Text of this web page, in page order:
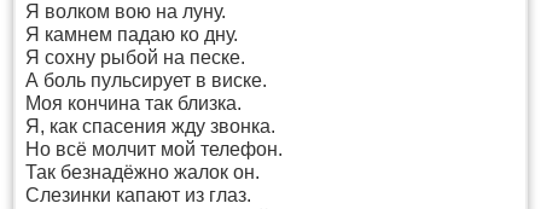
Я волком вою на луну.
Я камнем падаю ко дну.
Я сохну рыбой на песке.
А боль пульсирует в виске.
Моя кончина так близка.
Я, как спасения жду звонка.
Но всё молчит мой телефон.
Так безнадёжно жалок он.
Слезинки капают из глаз.